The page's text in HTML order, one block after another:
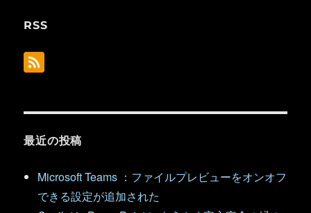
RSS
最近の投稿
Microsoft Teams ：ファイルプレビューをオンオフ
できる設定が追加された